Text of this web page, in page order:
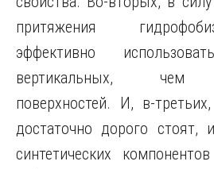
притяжения
эффективно
вертикальных, чем
поверхностей. И, в-
достаточно дорого
синтетических